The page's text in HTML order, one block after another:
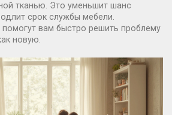
тканью. Это уменьшит шанс
срок службы мебели.
вам быстро решить проблему
новую.